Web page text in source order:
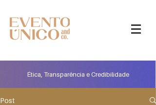
Ética, Transparência e Credibilidade
Post